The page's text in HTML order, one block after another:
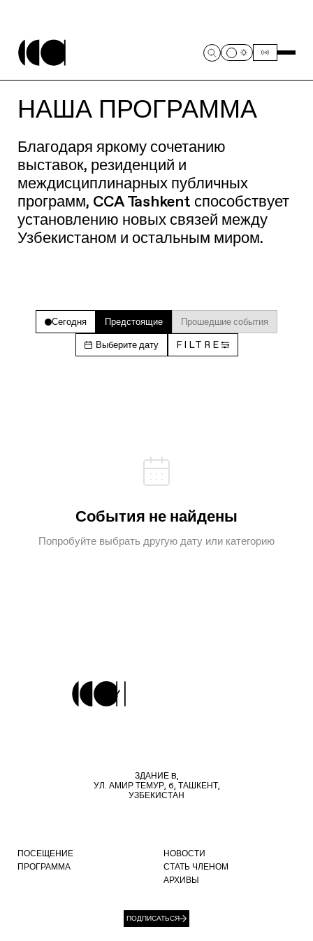
НАША ПРОГРАММА
Благодаря яркому сочетанию
выставок, резиденций и
междисциплинарных публичных
программ, CCA Tashkent способствует
установлению новых связей между
Узбекистаном и остальным миром.
Сегодня Предстоящие Прошедшие события
Выберите дату FILTRE
События не найдены
Попробуйте выбрать другую дату или категорию
ЗДАНИЕ B,
УЛ. АМИР ТЕМУР, 6, ТАШКЕНТ,
УЗБЕКИСТАН
ПОСЕЩЕНИЕ
ПРОГРАММА
НОВОСТИ
СТАТЬ ЧЛЕНОМ
АРХИВЫ
ПОДПИСАТЬСЯ